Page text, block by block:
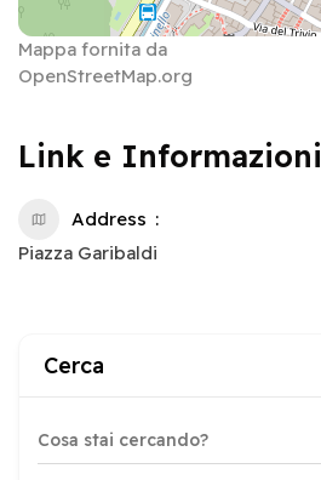
Mappa fornita da
OpenStreetMap.org
Link e Informazioni
Address
Piazza Garibaldi
Cerca